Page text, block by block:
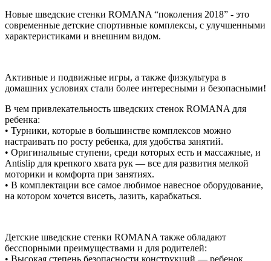
Новые шведские стенки ROMANA “поколения 2018” - это
современные детские спортивные комплексы, с улучшенными
характеристиками и внешним видом.
Активные и подвижные игры, а также физкультура в
домашних условиях стали более интересными и безопасными!
В чем привлекательность шведских стенок ROMANA для
ребенка:
• Турники, которые в большинстве комплексов можно
настраивать по росту ребенка, для удобства занятий.
• Оригинальные ступени, среди которых есть и массажные, и
Antislip для крепкого хвата рук — все для развития мелкой
моторики и комфорта при занятиях.
• В комплектации все самое любимое навесное оборудование,
на котором хочется висеть, лазить, карабкаться.
Детские шведские стенки ROMANA также обладают
бесспорными преимуществами и для родителей: